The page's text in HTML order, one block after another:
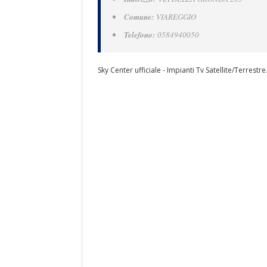
Comune: VIAREGGIO
Telefono: 0584940050
Sky Center ufficiale - Impianti Tv Satellite/Terrestre.